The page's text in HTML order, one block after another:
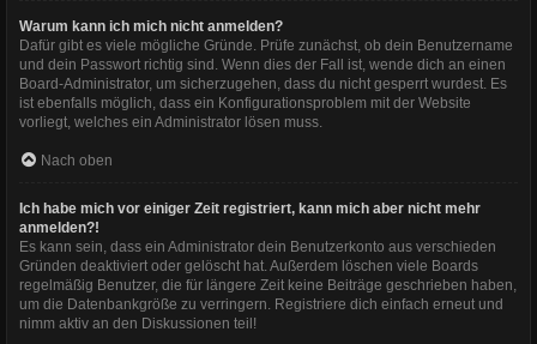
Warum kann ich mich nicht anmelden?
Dafür gibt es viele mögliche Gründe. Prüfe zunächst, ob dein Benutzername
und dein Passwort richtig sind. Wenn dies der Fall ist, wende dich an einen
Board-Administrator, um sicherzugehen, dass du nicht gesperrt wurdest. Es
ist ebenfalls möglich, dass ein Konfigurationsproblem mit der Website
vorliegt, welches ein Administrator lösen muss.
Nach oben
Ich habe mich vor einiger Zeit registriert, kann mich aber nicht mehr
anmelden?!
Es kann sein, dass ein Administrator dein Benutzerkonto aus verschieden
Gründen deaktiviert oder gelöscht hat. Außerdem löschen viele Boards
regelmäßig Benutzer, die für längere Zeit keine Beiträge geschrieben haben,
um die Datenbankgröße zu verringern. Registriere dich einfach erneut und
nimm aktiv an den Diskussionen teil!